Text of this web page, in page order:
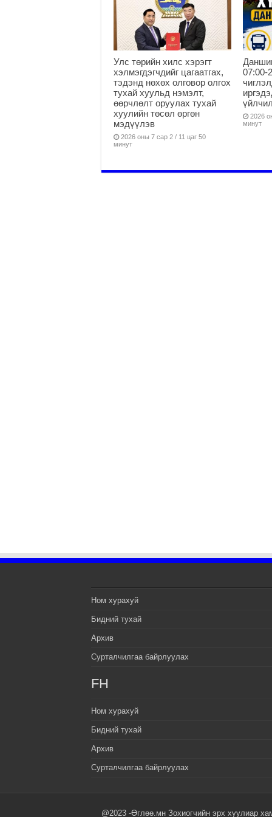
Улс төрийн хилс хэрэгт
хэлмэгдэгчдийг цагаатгах,
тэдэнд нөхөх олговор олгох
тухай хуульд нэмэлт,
өөрчлөлт оруулах тухай
хуулийн төсөл өргөн
мэдүүлэв
2026 оны 7 сар 2 / 11 цаг 50
минут
07:00-
2026
минут
Ном хурахуй
Бидний тухай
Архив
Сурталчилгаа байрлуулах
FH
Ном хурахуй
Бидний тухай
Архив
Сурталчилгаа байрлуулах
@2023 -Өглөө.мн Зохиогчийн эрх хуулиар